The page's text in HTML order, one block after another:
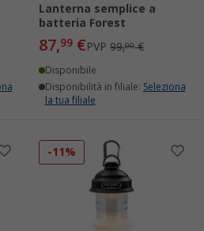
Lanterna semplice a
batteria Forest
87,99 €PVP 99,00€
Disponibile
Disponibilità in filiale: Seleziona
la tua filiale
-11%